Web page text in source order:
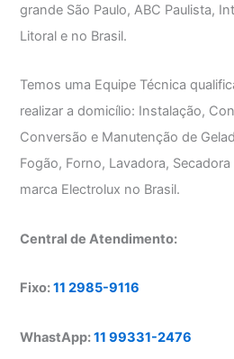
grande São Paulo, ABC Paulista,
Litoral e no Brasil.
Temos uma Equipe Técnica
realizar a domicílio: Instalação,
Conversão e Manutenção de
Fogão, Forno, Lavadora, Secadora
marca Electrolux no Brasil.
Central de Atendimento:
Fixo:11 2985-9116
WhastApp:11 99331-2476